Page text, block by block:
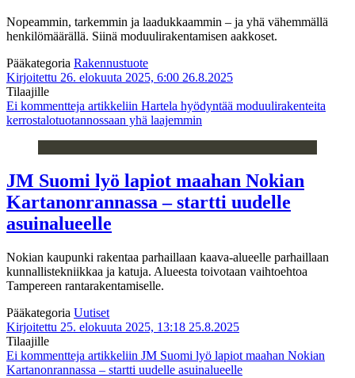
Nopeammin, tarkemmin ja laadukkaammin – ja yhä vähemmällä
henkilömäärällä. Siinä moduulirakentamisen aakkoset.
Pääkategoria Rakennustuote
Kirjoitettu 26. elokuuta 2025, 6:00 26.8.2025
Tilaajille
Ei kommentteja artikkeliin Hartela hyödyntää moduulirakenteita
kerrostalotuotannossaan yhä laajemmin
JM Suomi lyö lapiot maahan Nokian
Kartanonrannassa – startti uudelle
asuinalueelle
Nokian kaupunki rakentaa parhaillaan kaava-alueelle parhaillaan
kunnallistekniikkaa ja katuja. Alueesta toivotaan vaihtoehtoa
Tampereen rantarakentamiselle.
Pääkategoria Uutiset
Kirjoitettu 25. elokuuta 2025, 13:18 25.8.2025
Tilaajille
Ei kommentteja artikkeliin JM Suomi lyö lapiot maahan Nokian
Kartanonrannassa – startti uudelle asuinalueelle